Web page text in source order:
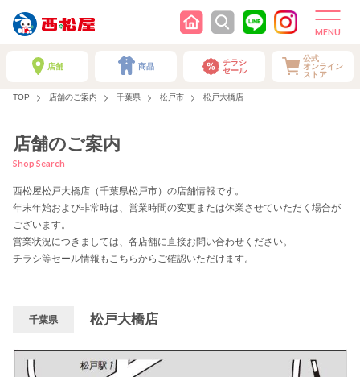
店舗 商品
チラシ
セール
公式
オンライン
ストア
TOP 店舗のご案内 千葉県 松戸市 松戸大橋店
店舗のご案内
Shop Search
西松屋松戸大橋店（千葉県松戸市）の店舗情報です。
年末年始および非常時は、営業時間の変更または休業させていただく場合が
ございます。
営業状況につきましては、各店舗に直接お問い合わせください。
チラシ等セール情報もこちらからご確認いただけます。
千葉県 松戸大橋店